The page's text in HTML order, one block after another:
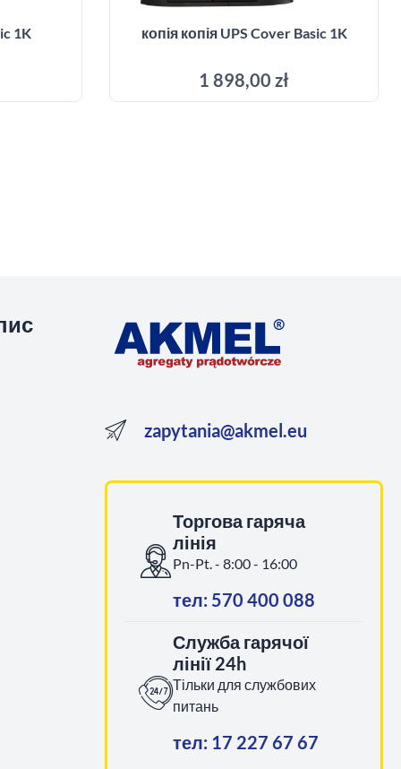
1K копія копія UPS Cover Basic 1K
1 898,00 zł
zapytania@akmel.eu
Торгова гаряча
лінія
Pn-Pt. - 8:00 - 16:00
тел: 570 400 088
Служба гарячої
лінії 24h
Тільки для службових
питань
тел: 17 227 67 67